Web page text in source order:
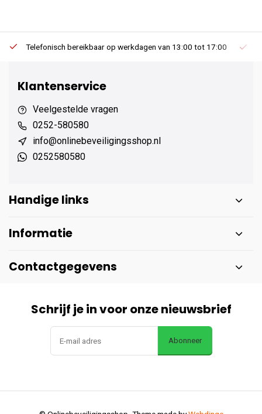
Telefonisch bereikbaar op werkdagen van 13:00 tot 17:00
Klantenservice
Veelgestelde vragen
0252-580580
info@onlinebeveiligingsshop.nl
0252580580
Handige links
Informatie
Contactgegevens
Schrijf je in voor onze nieuwsbrief
Abonneer